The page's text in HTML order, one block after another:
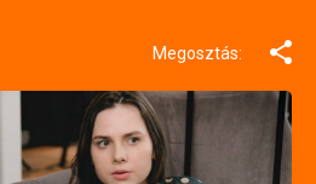
Megosztás: